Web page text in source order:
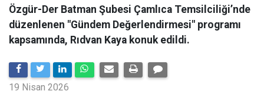
Özgür-Der Batman Şubesi Çamlıca Temsilciliği’nde
düzenlenen "Gündem Değerlendirmesi" programı
kapsamında, Rıdvan Kaya konuk edildi.
19 Nisan 2026